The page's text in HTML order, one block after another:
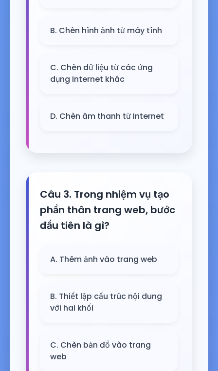
B. Chèn hình ảnh từ máy tính
C. Chèn dữ liệu từ các ứng
dụng Internet khác
D. Chèn âm thanh từ Internet
Câu 3. Trong nhiệm vụ tạo
phần thân trang web, bước
đầu tiên là gì?
A. Thêm ảnh vào trang web
B. Thiết lập cấu trúc nội dung
với hai khối
C. Chèn bản đồ vào trang
web